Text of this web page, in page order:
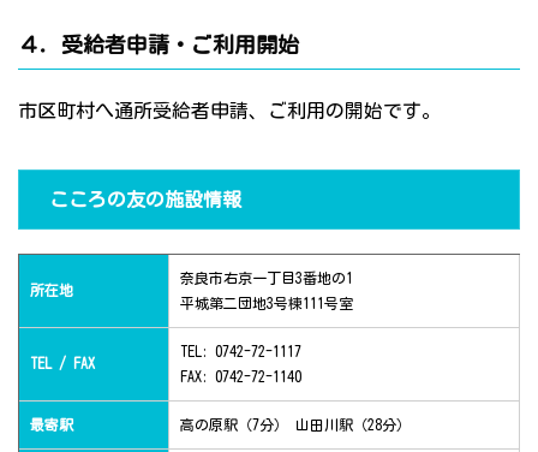
４．受給者申請・ご利用開始
市区町村へ通所受給者申請、ご利用の開始です。
こころの友の施設情報
所在地
奈良市右京一丁目3番地の1
平城第二団地3号棟111号室
TEL / FAX
TEL: 0742-72-1117
FAX: 0742-72-1140
最寄駅 高の原駅（7分） 山田川駅（28分）